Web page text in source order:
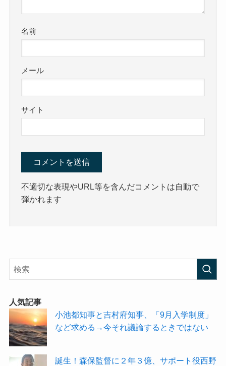
名前
メール
サイト
不適切な表現やURL等を含んだコメントは自動で
弾かれます
人気記事
小池都知事と吉村府知事、「9月入学制度」
など求める→今それ議論するときではない
誕生！森保監督に２年３億、サポート役西野